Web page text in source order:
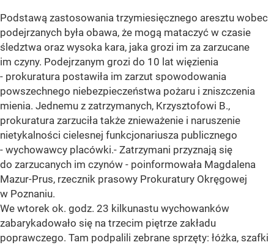
Podstawą zastosowania trzymiesięcznego aresztu wobec
podejrzanych była obawa, że mogą mataczyć w czasie
śledztwa oraz wysoka kara, jaka grozi im za zarzucane
im czyny. Podejrzanym grozi do 10 lat więzienia
- prokuratura postawiła im zarzut spowodowania
powszechnego niebezpieczeństwa pożaru i zniszczenia
mienia. Jednemu z zatrzymanych, Krzysztofowi B.,
prokuratura zarzuciła także znieważenie i naruszenie
nietykalności cielesnej funkcjonariusza publicznego
- wychowawcy placówki.- Zatrzymani przyznają się
do zarzucanych im czynów - poinformowała Magdalena
Mazur-Prus, rzecznik prasowy Prokuratury Okręgowej
w Poznaniu.
We wtorek ok. godz. 23 kilkunastu wychowanków
zabarykadowało się na trzecim piętrze zakładu
poprawczego. Tam podpalili zebrane sprzęty: łóżka, szafki